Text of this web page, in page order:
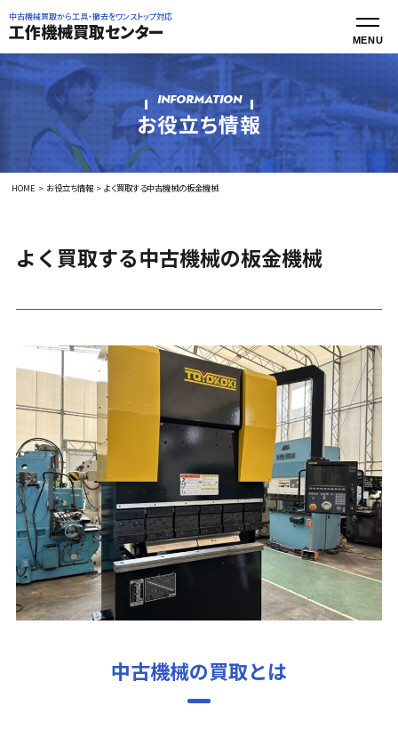
中古機械買取から工具・撤去をワンストップ対応
工作機械買取センター
INFORMATION
お役立ち情報
HOME お役立ち情報 よく買取する中古機械の板金機械
よく買取する中古機械の板金機械
中古機械の買取とは